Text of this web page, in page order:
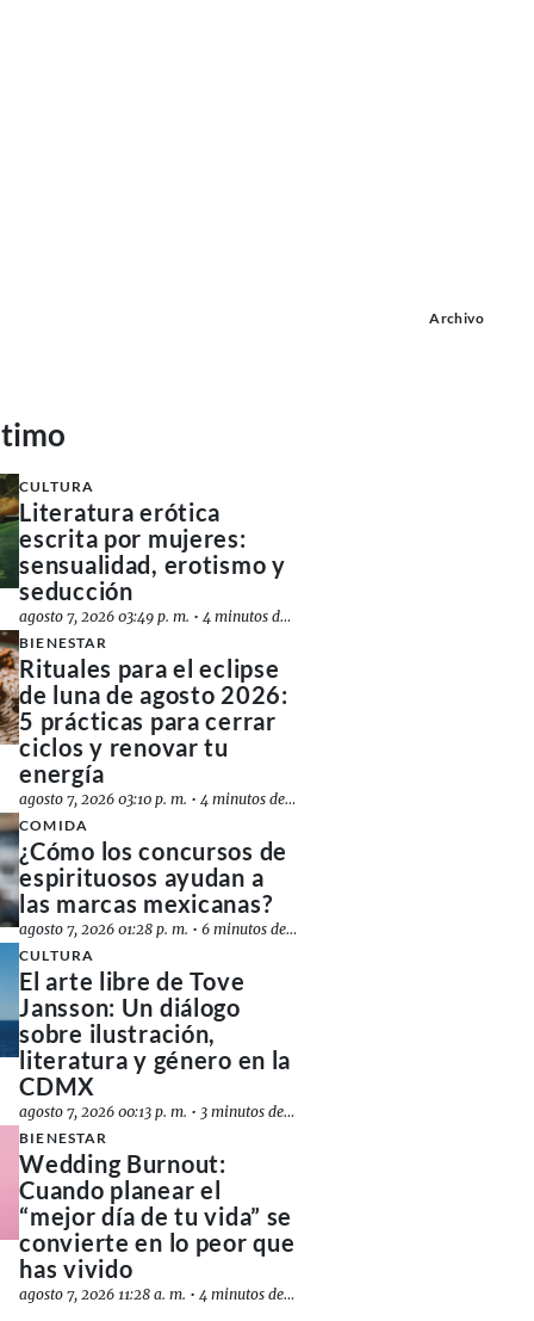
Archivo
CULTURA
Literatura erótica
escrita por mujeres:
sensualidad, erotismo y
seducción
agosto 7, 2026 03:49 p. m. •4 minutos de lectura
BIENESTAR
Rituales para el eclipse
de luna de agosto 2026:
5 prácticas para cerrar
ciclos y renovar tu
energía
agosto 7, 2026 03:10 p. m. •4 minutos de lectura
COMIDA
¿Cómo los concursos de
espirituosos ayudan a
las marcas mexicanas?
agosto 7, 2026 01:28 p. m. •6 minutos de lectura
CULTURA
El arte libre de Tove
Jansson: Un diálogo
sobre ilustración,
literatura y género en la
CDMX
agosto 7, 2026 00:13 p. m. • 3 minutos de lectura
BIENESTAR
Wedding Burnout:
Cuando planear el
“mejor día de tu vida” se
convierte en lo peor que
has vivido
agosto 7, 2026 11:28 a. m. •4 minutos de lectura